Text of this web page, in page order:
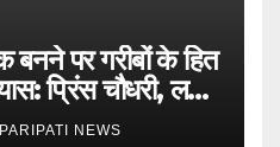
पर गरीबों के हित
प्रिंस चौधरी, लगाई
PARIPATI NEWS